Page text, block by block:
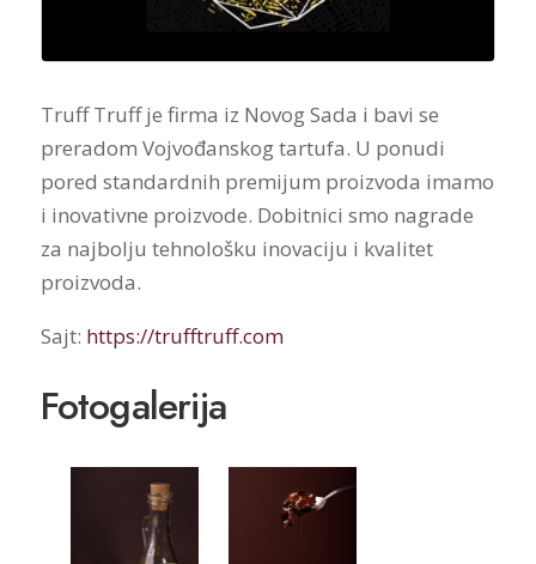
Truff Truff je firma iz Novog Sada i bavi se
preradom Vojvođanskog tartufa. U ponudi
pored standardnih premijum proizvoda imamo
i inovativne proizvode. Dobitnici smo nagrade
za najbolju tehnološku inovaciju i kvalitet
proizvoda.
Sajt: https://trufftruff.com
Fotogalerija